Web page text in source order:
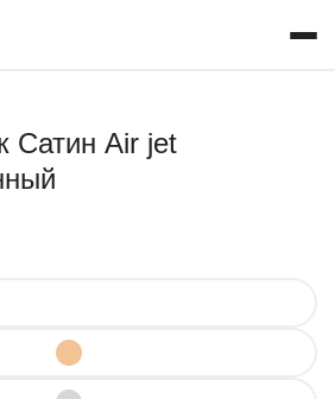
Сатин Air jet